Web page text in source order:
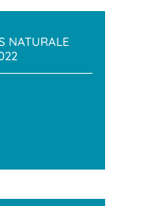
NATURALE